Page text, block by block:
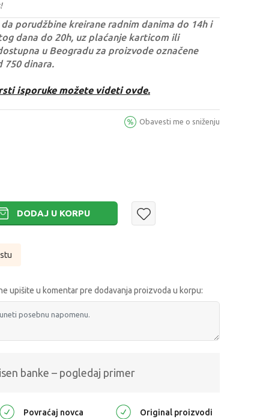
porudžbine kreirane radnim danima do 14h i
dana do 20h, uz plaćanje karticom ili
u Beogradu za proizvode označene
750 dinara.
isporuke možete videti ovde.
Obavesti me o sniženju
DODAJ U KORPU
upišite u komentar pre dodavanja proizvoda u korpu:
banke – pogledaj primer
Povraćaj novca Original proizvodi